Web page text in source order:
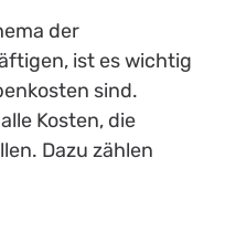
der
ist es wichtig
sind.
Kosten, die
Dazu zählen